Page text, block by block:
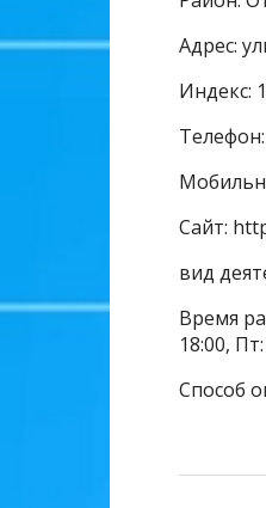
Адрес:
Индекс:
Сайт:
вид
Время
18:00,
Способ